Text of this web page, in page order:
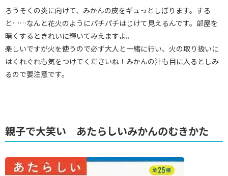
ろうそくの炎に向けて、みかんの皮をギュっとしぼります。する
と……なんと花火のようにパチパチはじけて見えるんです。部屋を
暗くするときれいに輝いてみえますよ。
楽しいですが火を使うので必ず大人と一緒に行い、火の取り扱いに
はくれぐれも気をつけてくださいね！みかんの汁も目に入るとしみ
るので要注意です。
親子で大笑い あたらしいみかんのむきかた